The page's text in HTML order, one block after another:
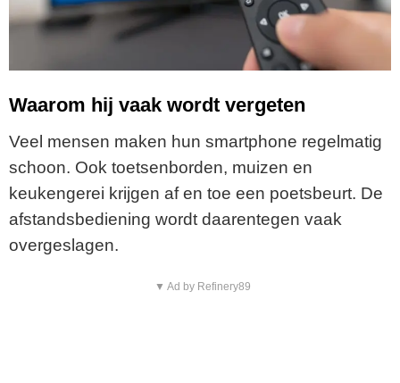
Waarom hij vaak wordt vergeten
Veel mensen maken hun smartphone regelmatig
schoon. Ook toetsenborden, muizen en
keukengerei krijgen af en toe een poetsbeurt. De
afstandsbediening wordt daarentegen vaak
overgeslagen.
▼ Ad by Refinery89